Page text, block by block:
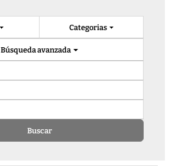
Categorias
Búsqueda avanzada
Buscar